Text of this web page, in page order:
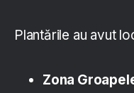
Plantările au avut
Zona